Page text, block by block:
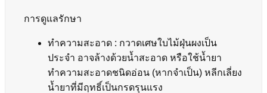
การดูแลรักษา
ทำความสะอาด : กวาดเศษใบไม้ฝุ่นผงเป็น
ประจำ อาจล้างด้วยน้ำสะอาด หรือใช้น้ำยา
ทำความสะอาดชนิดอ่อน (หากจำเป็น) หลีกเลี่ยง
น้ำยาที่มีฤทธิ์เป็นกรดรุนแรง